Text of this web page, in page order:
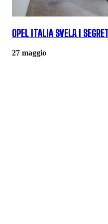
OPEL ITALIA SVELA I
27 maggio